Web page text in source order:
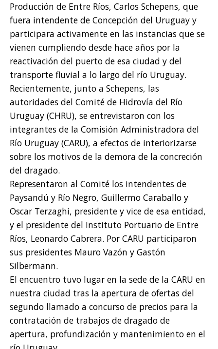
Producción de Entre Ríos, Carlos Schepens, que
fuera intendente de Concepción del Uruguay y
participara activamente en las instancias que se
vienen cumpliendo desde hace años por la
reactivación del puerto de esa ciudad y del
transporte fluvial a lo largo del río Uruguay.
Recientemente, junto a Schepens, las
autoridades del Comité de Hidrovía del Río
Uruguay (CHRU), se entrevistaron con los
integrantes de la Comisión Administradora del
Río Uruguay (CARU), a efectos de interiorizarse
sobre los motivos de la demora de la concreción
del dragado.
Representaron al Comité los intendentes de
Paysandú y Río Negro, Guillermo Caraballo y
Oscar Terzaghi, presidente y vice de esa entidad,
y el presidente del Instituto Portuario de Entre
Ríos, Leonardo Cabrera. Por CARU participaron
sus presidentes Mauro Vazón y Gastón
Silbermann.
El encuentro tuvo lugar en la sede de la CARU en
nuestra ciudad tras la apertura de ofertas del
segundo llamado a concurso de precios para la
contratación de trabajos de dragado de
apertura, profundización y mantenimiento en el